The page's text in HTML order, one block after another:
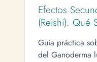
Efectos
(Reishi): Qué
Guía práctica
del Ganoderma